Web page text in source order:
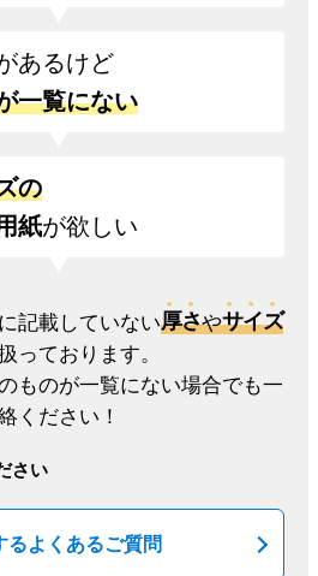
あるけど
一覧にない
の
紙が欲しい
記載していない厚さやサイズ
っております。
ものが一覧にない場合でも一
ください！
さい
るよくあるご質問